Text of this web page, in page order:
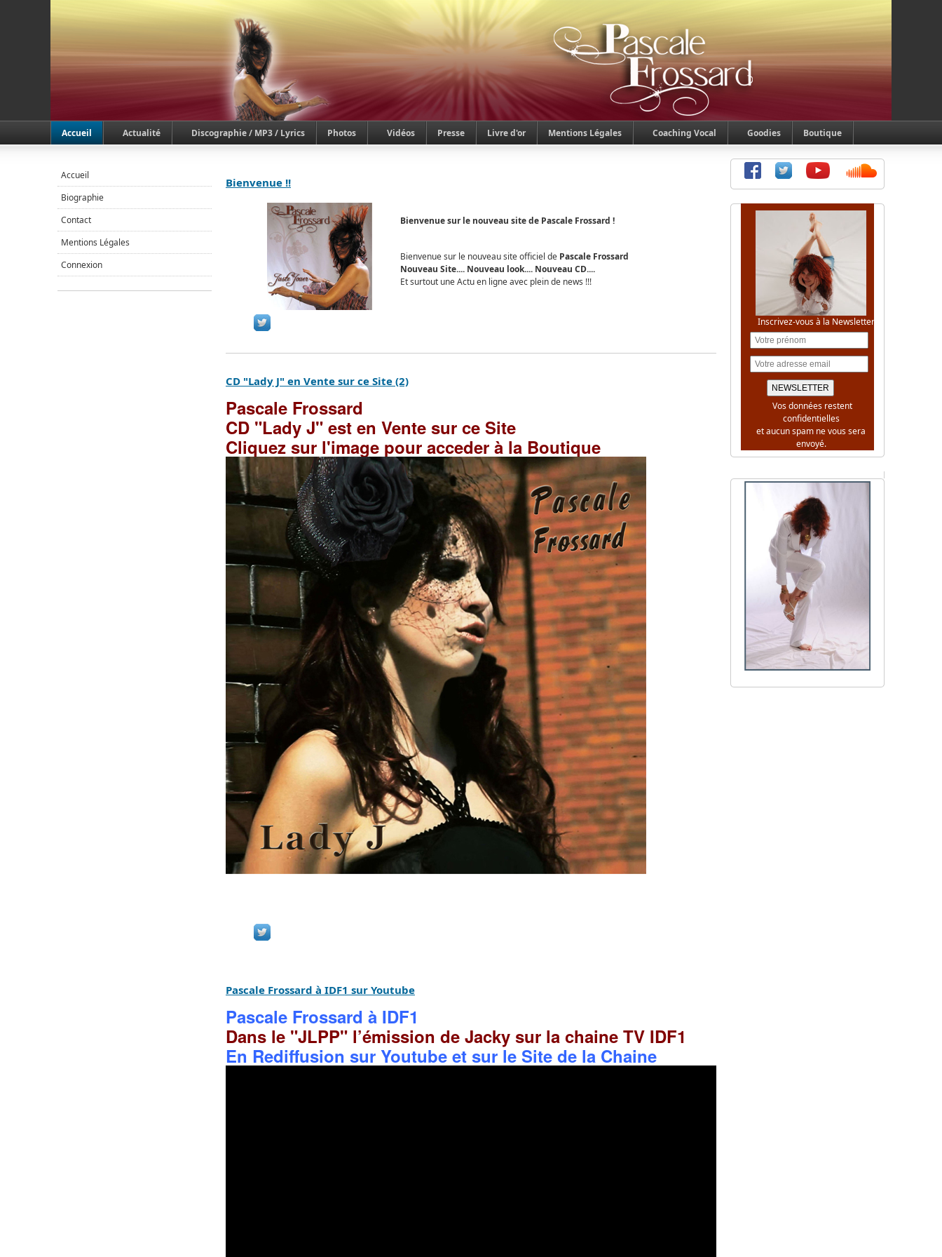
Accueil Actualité Discographie / MP3 / Lyrics Photos Vidéos Presse Livre d'or Mentions Légales Coaching Vocal Goodies Boutique
Bienvenue !!
Bienvenue sur le nouveau site de Pascale Frossard !
Bienvenue sur le nouveau site officiel de Pascale Frossard
Nouveau Site.... Nouveau look.... Nouveau CD....
Et surtout une Actu en ligne avec plein de news !!!
CD "Lady J" en Vente sur ce Site (2)
Pascale Frossard
CD "Lady J" est en Vente sur ce Site
Cliquez sur l'image pour acceder à la Boutique
Pascale Frossard à IDF1 sur Youtube
Pascale Frossard à IDF1
Dans le "JLPP" l’émission de Jacky sur la chaine TV IDF1
En Rediffusion sur Youtube et sur le Site de la Chaine
Accueil
Biographie
Contact
Mentions Légales
Connexion
Inscrivez-vous à la Newsletter
Vos données restent
confidentielles
et aucun spam ne vous sera
envoyé.